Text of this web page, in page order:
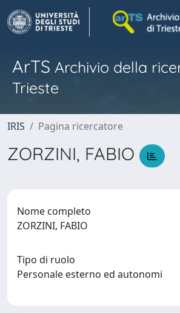
ArTS Archivio della
Trieste
IRIS Pagina ricercatore
ZORZINI, FABIO
Nome completo
ZORZINI, FABIO
Tipo di ruolo
Personale esterno ed autonomi